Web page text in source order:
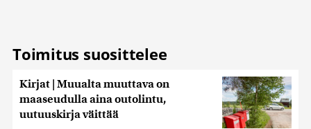
Toimitus suosittelee
Kirjat | Muualta muuttava on
maaseudulla aina outolintu,
uutuuskirja väittää